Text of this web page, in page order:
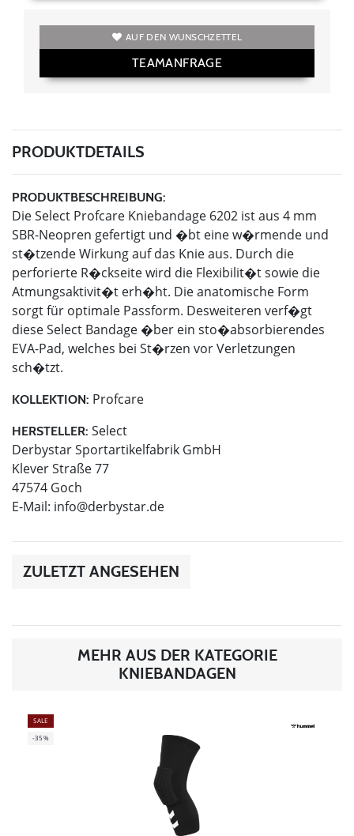
AUF DEN WUNSCHZETTEL
TEAMANFRAGE
PRODUKTDETAILS
PRODUKTBESCHREIBUNG:
Die Select Profcare Kniebandage 6202 ist aus 4 mm
SBR-Neopren gefertigt und �bt eine w�rmende und
st�tzende Wirkung auf das Knie aus. Durch die
perforierte R�ckseite wird die Flexibilit�t sowie die
Atmungsaktivit�t erh�ht. Die anatomische Form
sorgt für optimale Passform. Desweiteren verf�gt
diese Select Bandage �ber ein sto�absorbierendes
EVA-Pad, welches bei St�rzen vor Verletzungen
sch�tzt.
KOLLEKTION: Profcare
HERSTELLER: Select
Derbystar Sportartikelfabrik GmbH
Klever Straße 77
47574 Goch
E-Mail: info@derbystar.de
ZULETZT ANGESEHEN
MEHR AUS DER KATEGORIE
KNIEBANDAGEN
SALE
-35%